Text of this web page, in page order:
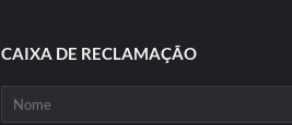
CAIXA DE RECLAMAÇÃO